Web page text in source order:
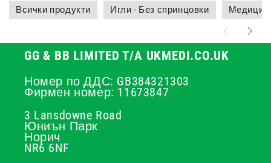
Всички продукти Игли - Без спринцовки
GG & BB LIMITED T/A UKMEDI.CO.UK
Номер по ДДС: GB384321303
Фирмен номер: 11673847
3 Lansdowne Road
Юниън Парк
Норич
NR6 6NF